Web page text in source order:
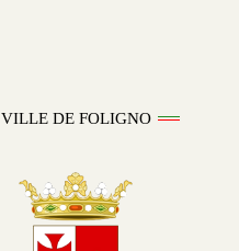
VILLE DE FOLIGNO